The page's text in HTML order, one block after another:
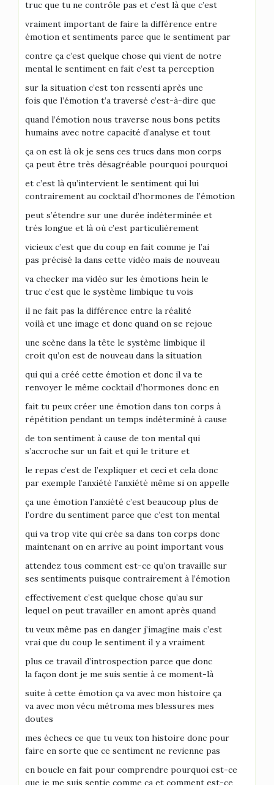
truc que tu ne contrôle pas et c’est là que c’est
vraiment important de faire la différence entre
émotion et sentiments parce que le sentiment par
contre ça c’est quelque chose qui vient de notre
mental le sentiment en fait c’est ta perception
sur la situation c’est ton ressenti après une
fois que l’émotion t’a traversé c’est-à-dire que
quand l’émotion nous traverse nous bons petits
humains avec notre capacité d’analyse et tout
ça on est là ok je sens ces trucs dans mon corps
ça peut être très désagréable pourquoi pourquoi
et c’est là qu’intervient le sentiment qui lui
contrairement au cocktail d’hormones de l’émotion
peut s’étendre sur une durée indéterminée et
très longue et là où c’est particulièrement
vicieux c’est que du coup en fait comme je l’ai
pas précisé la dans cette vidéo mais de nouveau
va checker ma vidéo sur les émotions hein le
truc c’est que le système limbique tu vois
il ne fait pas la différence entre la réalité
voilà et une image et donc quand on se rejoue
une scène dans la tête le système limbique il
croit qu’on est de nouveau dans la situation
qui qui a créé cette émotion et donc il va te
renvoyer le même cocktail d’hormones donc en
fait tu peux créer une émotion dans ton corps à
répétition pendant un temps indéterminé à cause
de ton sentiment à cause de ton mental qui
s’accroche sur un fait et qui le triture et
le repas c’est de l’expliquer et ceci et cela donc
par exemple l’anxiété l’anxiété même si on appelle
ça une émotion l’anxiété c’est beaucoup plus de
l’ordre du sentiment parce que c’est ton mental
qui va trop vite qui crée sa dans ton corps donc
maintenant on en arrive au point important vous
attendez tous comment est-ce qu’on travaille sur
ses sentiments puisque contrairement à l’émotion
effectivement c’est quelque chose qu’au sur
lequel on peut travailler en amont après quand
tu veux même pas en danger j’imagine mais c’est
vrai que du coup le sentiment il y a vraiment
plus ce travail d’introspection parce que donc
la façon dont je me suis sentie à ce moment-là
suite à cette émotion ça va avec mon histoire ça
va avec mon vécu métroma mes blessures mes
doutes
mes échecs ce que tu veux ton histoire donc pour
faire en sorte que ce sentiment ne revienne pas
en boucle en fait pour comprendre pourquoi est-ce
que je me suis sentie comme ça et comment est-ce